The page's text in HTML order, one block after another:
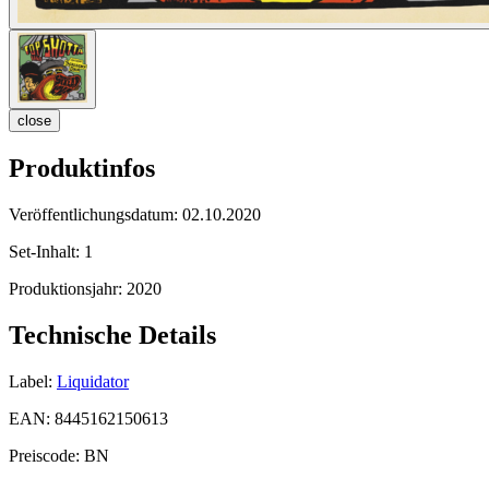
close
Produktinfos
Veröffentlichungsdatum: 02.10.2020
Set-Inhalt: 1
Produktionsjahr: 2020
Technische Details
Label: Liquidator
EAN: 8445162150613
Preiscode: BN